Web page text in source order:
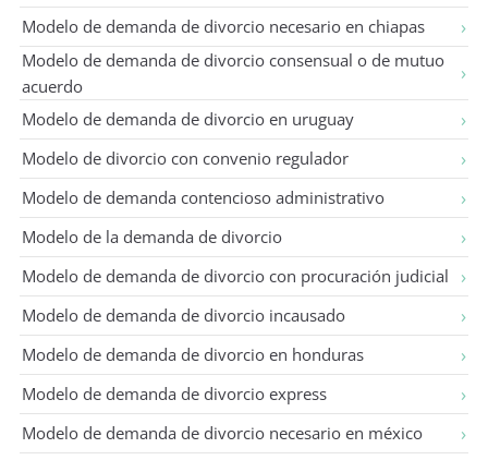
Modelo de demanda de divorcio necesario en chiapas
Modelo de demanda de divorcio consensual o de mutuo
acuerdo
Modelo de demanda de divorcio en uruguay
Modelo de divorcio con convenio regulador
Modelo de demanda contencioso administrativo
Modelo de la demanda de divorcio
Modelo de demanda de divorcio con procuración judicial
Modelo de demanda de divorcio incausado
Modelo de demanda de divorcio en honduras
Modelo de demanda de divorcio express
Modelo de demanda de divorcio necesario en méxico